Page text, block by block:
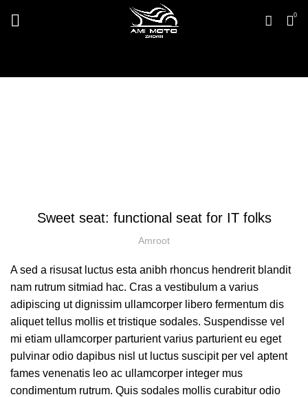
0
Sweet seat: functional seat for IT folks
Amroot
A sed a risusat luctus esta anibh rhoncus hendrerit blandit
nam rutrum sitmiad hac. Cras a vestibulum a varius
adipiscing ut dignissim ullamcorper libero fermentum dis
aliquet tellus mollis et tristique sodales. Suspendisse vel
mi etiam ullamcorper parturient varius parturient eu eget
pulvinar odio dapibus nisl ut luctus suscipit per vel aptent
fames venenatis leo ac ullamcorper integer mus
condimentum rutrum. Quis sodales mollis curabitur odio